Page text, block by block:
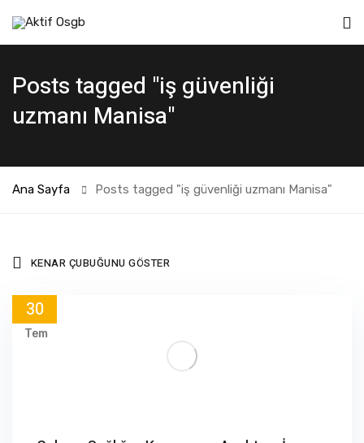
Posts tagged "iş güvenliği
uzmanı Manisa"
Ana Sayfa Posts tagged "iş güvenliği uzmanı Manisa"
KENAR ÇUBUĞUNU GÖSTER
30
Tem